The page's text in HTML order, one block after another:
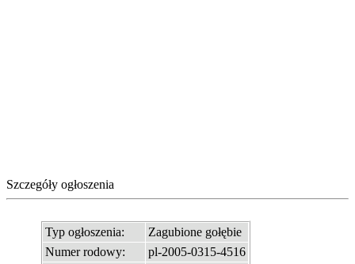
Szczegóły ogłoszenia
Typ ogłoszenia:
Zagubione gołębie
Numer rodowy:
pl-2005-0315-4516